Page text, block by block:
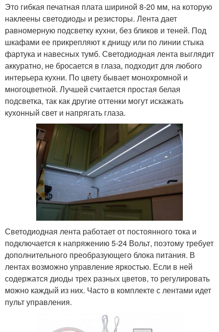
Это гибкая печатная плата шириной 8-20 мм, на которую
наклеены светодиоды и резисторы. Лента дает
равномерную подсветку кухни, без бликов и теней. Под
шкафами ее прикрепляют к днищу или по линии стыка
фартука и навесных тумб. Светодиодная лента выглядит
аккуратно, не бросается в глаза, подходит для любого
интерьера кухни. По цвету бывает монохромной и
многоцветной. Лучшей считается простая белая
подсветка, так как другие оттенки могут искажать
кухонный свет и напрягать глаза.
Светодиодная лента работает от постоянного тока и
подключается к напряжению 5-24 Вольт, поэтому требует
дополнительного преобразующего блока питания. В
лентах возможно управление яркостью. Если в ней
содержатся диоды трех разных цветов, то регулировать
можно каждый из них. Часто в комплекте с лентами идет
пульт управления.